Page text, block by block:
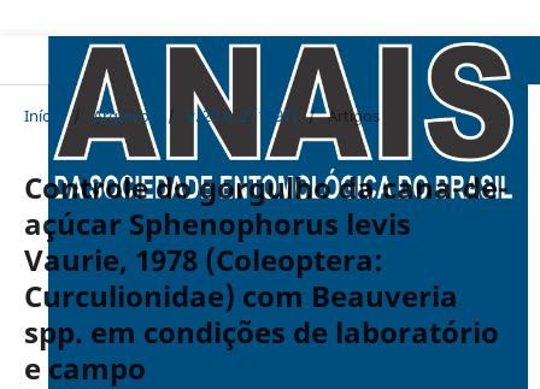
Início / Arquivos / v. 20 n. 2 (1991) / Artigos
Controle do gorgulho da cana-de-
açúcar Sphenophorus levis
Vaurie, 1978 (Coleoptera:
Curculionidae) com Beauveria
spp. em condições de laboratório
e campo